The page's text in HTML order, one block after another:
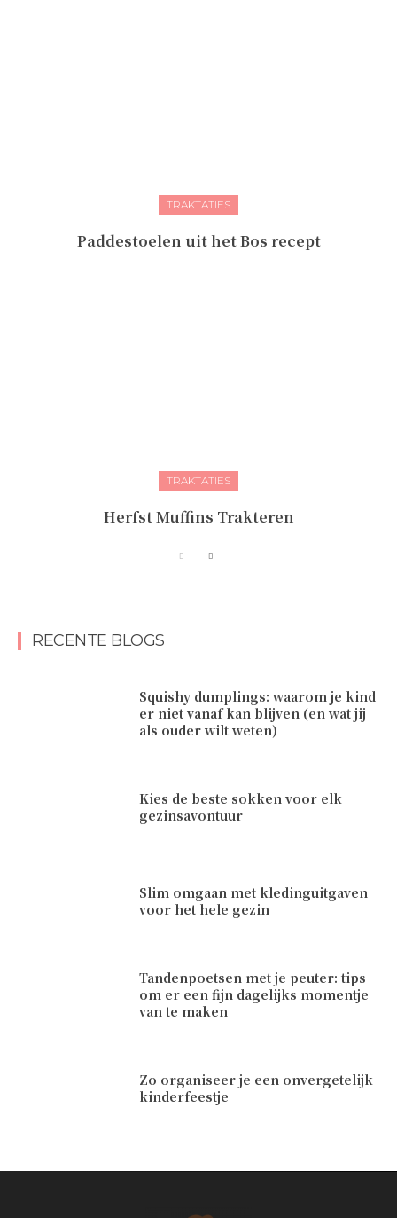
TRAKTATIES
Paddestoelen uit het Bos recept
TRAKTATIES
Herfst Muffins Trakteren
RECENTE BLOGS
Squishy dumplings: waarom je kind
er niet vanaf kan blijven (en wat jij
als ouder wilt weten)
Kies de beste sokken voor elk
gezinsavontuur
Slim omgaan met kledinguitgaven
voor het hele gezin
Tandenpoetsen met je peuter: tips
om er een fijn dagelijks momentje
van te maken
Zo organiseer je een onvergetelijk
kinderfeestje